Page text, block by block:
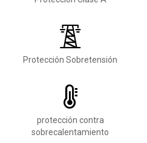
Protección Sobretensión
protección contra
sobrecalentamiento